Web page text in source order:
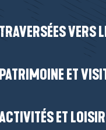
TRAVERSÉES VERS
PATRIMOINE ET
ET
!